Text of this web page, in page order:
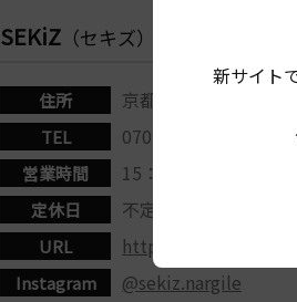
SEKiZ （セキズ）
住所 京都市中京区西ノ京北
TEL 070・2195・7416
営業時間 15：00-24：00（
定休日 不定休
URL https://store.sekiz.jp/
Instagram @sekiz.nargile
新サイト